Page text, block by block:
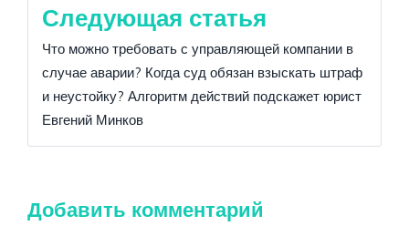
Следующая статья
Что можно требовать с управляющей компании в
случае аварии? Когда суд обязан взыскать штраф
и неустойку? Алгоритм действий подскажет юрист
Евгений Минков
Добавить комментарий